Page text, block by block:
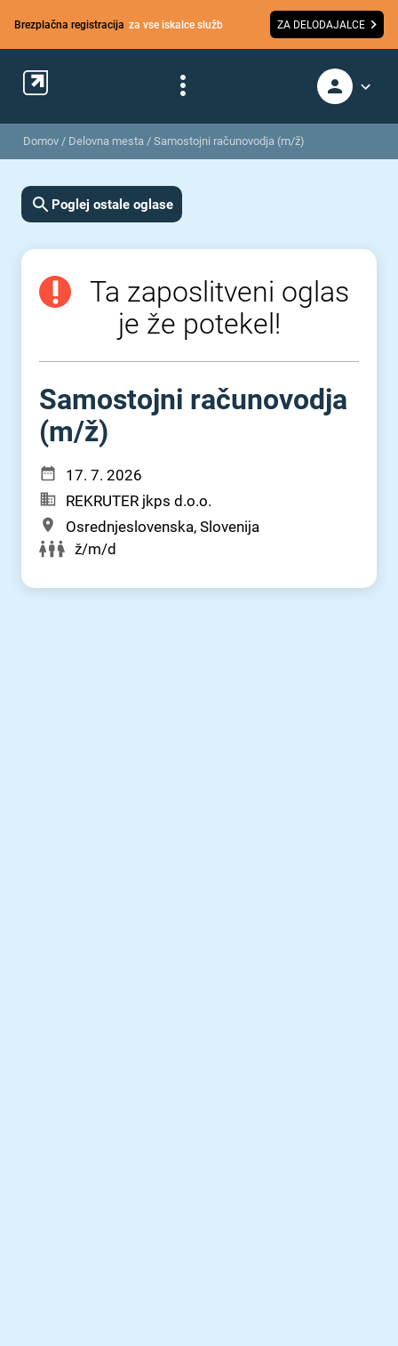
Brezplačna registracija za vse iskalce služb ZA DELODAJALCE
Domov / Delovna mesta / Samostojni računovodja (m/ž)
Poglej ostale oglase
Ta zaposlitveni oglas
je že potekel!
Samostojni računovodja
(m⁠/⁠ž)
17. 7. 2026
REKRUTER jkps d.o.o.
Osrednjeslovenska, Slovenija
ž/m/d